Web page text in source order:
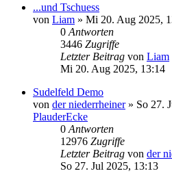
...und Tschuess
von Liam » Mi 20. Aug 2025,
0 Antworten
3446 Zugriffe
Letzter Beitrag von Liam
Mi 20. Aug 2025, 13:14
Sudelfeld Demo
von der niederrheiner» So 27.
PlauderEcke
0 Antworten
12976 Zugriffe
Letzter Beitrag von der
So 27. Jul 2025, 13:13